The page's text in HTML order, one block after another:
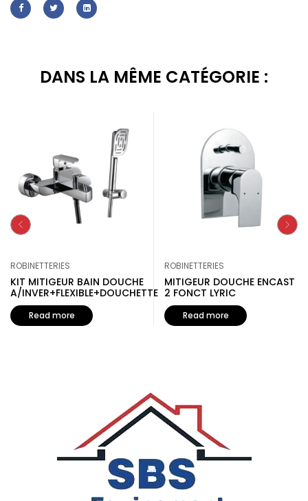
DANS LA MÊME CATÉGORIE :
ROBINETTERIES
KIT MITIGEUR BAIN DOUCHE
A/INVER+FLEXIBLE+DOUCHETTE
Read more
ROBINETTERIES
MITIGEUR DOUCHE ENCAST
2 FONCT LYRIC
Read more